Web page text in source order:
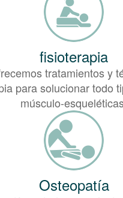
fisioterapia
tratamientos y
para solucionar todo
músculo-
Osteopatía